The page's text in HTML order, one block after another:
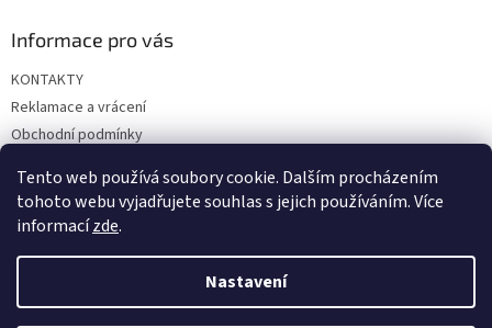
Tento web používá soubory cookie. Dalším procházením
tohoto webu vyjadřujete souhlas s jejich používáním. Více
informacízde.
Nastavení
Informace pro vás
KONTAKTY
Reklamace a vrácení
Obchodní podmínky
Doprava a platba
Vytvořil Shoptet